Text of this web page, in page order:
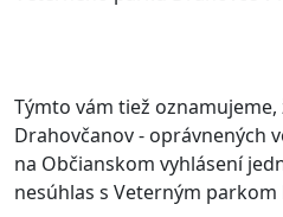
Týmto vám tiež
Drahovčanov - oprávnených
na Občianskom vyhlásení
nesúhlas s Veterným parkom